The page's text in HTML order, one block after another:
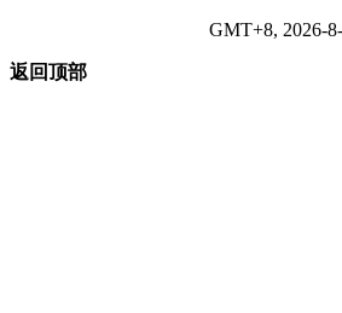
GMT+8, 2026-
返回顶部